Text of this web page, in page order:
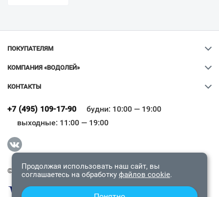
ПОКУПАТЕЛЯМ
КОМПАНИЯ «ВОДОЛЕЙ»
КОНТАКТЫ
+7 (495) 109-17-90
будни: 10:00 — 19:00
выходные: 11:00 — 19:00
© 2009-2026 «Водолей Онлайн». Все права защищены.
Всё верно
Продолжая использовать наш сайт, вы
соглашаетесь на обработку файлов cookie.